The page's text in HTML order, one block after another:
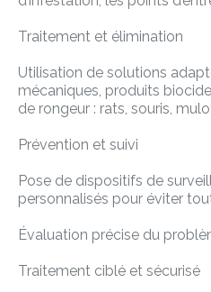
Traitement et élimination
Utilisation de solutions
mécaniques, produits
de rongeur : rats, souris,
Prévention et suivi
Pose de dispositifs de
personnalisés pour éviter
Évaluation précise du
Traitement ciblé et sécurisé